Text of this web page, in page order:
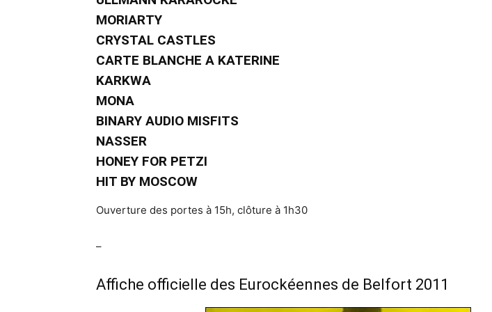
MORIARTY
CRYSTAL CASTLES
CARTE BLANCHE A KATERINE
KARKWA
MONA
BINARY AUDIO MISFITS
NASSER
HONEY FOR PETZI
HIT BY MOSCOW
Ouverture des portes à 15h, clôture à 1h30
–
Affiche officielle des Eurockéennes de Belfort 2011